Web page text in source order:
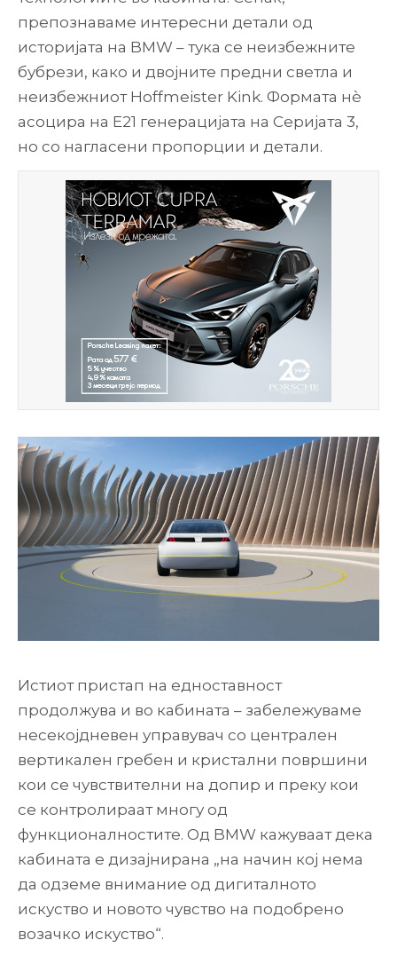
препознаваме интересни детали од
историјата на BMW – тука се неизбежните
бубрези, како и двојните предни светла и
неизбежниот Hoffmeister Kink. Формата нè
асоцира на Е21 генерацијата на Серијата 3,
но со нагласени пропорции и детали.
Истиот пристап на едноставност
продолжува и во кабината – забележуваме
несекојдневен управувач со централен
вертикален гребен и кристални површини
кои се чувствителни на допир и преку кои
се контролираат многу од
функционалностите. Од BMW кажуваат дека
кабината е дизајнирана „на начин кој нема
да одземе внимание од дигиталното
искуство и новото чувство на подобрено
возачко искуство“.